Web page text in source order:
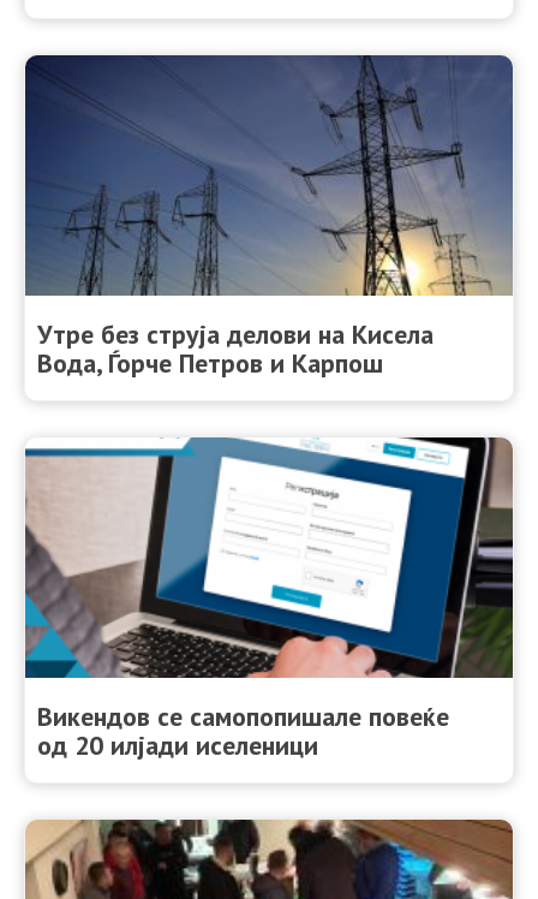
Утре без струја делови на Кисела
Вода, Ѓорче Петров и Карпош
Викендов се самопопишале повеќе
од 20 илјади иселеници